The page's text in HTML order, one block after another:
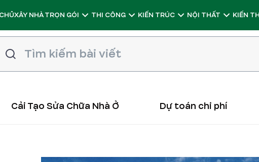
XÂY NHÀ TRỌN GÓI THI CÔNG KIẾN TRÚC NỘI THẤT KIẾN
Cải Tạo Sửa Chữa Nhà Ở Dự toán chi phí